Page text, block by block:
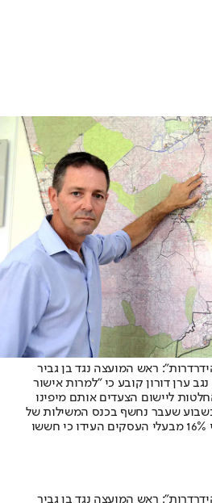
ראש המועצה נגד בן גביר
ערן דורון קובע כי "למרות אישור
ליישום הצעדים אותם מיפינו
שעבר נחשף בכנס המשילות של
"ישראל היום" והשומר החדש כי 16% מבעלי העסקים העידו כי חששו
ראש המועצה נגד בן גביר